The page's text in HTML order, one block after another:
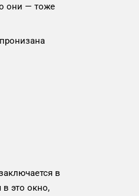
они — тоже
в
это окно,